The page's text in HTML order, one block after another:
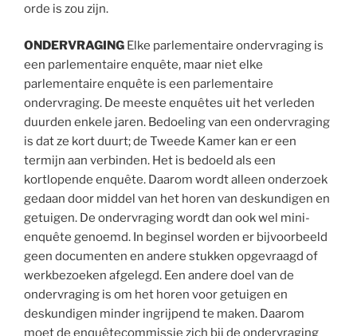
orde is zou zijn.
ONDERVRAGING Elke parlementaire ondervraging is
een parlementaire enquête, maar niet elke
parlementaire enquête is een parlementaire
ondervraging. De meeste enquêtes uit het verleden
duurden enkele jaren. Bedoeling van een ondervraging
is dat ze kort duurt; de Tweede Kamer kan er een
termijn aan verbinden. Het is bedoeld als een
kortlopende enquête. Daarom wordt alleen onderzoek
gedaan door middel van het horen van deskundigen en
getuigen. De ondervraging wordt dan ook wel mini-
enquête genoemd. In beginsel worden er bijvoorbeeld
geen documenten en andere stukken opgevraagd of
werkbezoeken afgelegd. Een andere doel van de
ondervraging is om het horen voor getuigen en
deskundigen minder ingrijpend te maken. Daarom
moet de enquêtecommissie zich bij de ondervraging